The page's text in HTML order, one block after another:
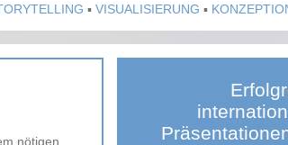
VISUALISIERUNG
nötigen